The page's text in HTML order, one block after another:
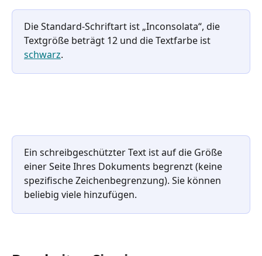
Die Standard-Schriftart ist „Inconsolata“, die
Textgröße beträgt 12 und die Textfarbe ist
schwarz.
Ein schreibgeschützter Text ist auf die Größe
einer Seite Ihres Dokuments begrenzt (keine
spezifische Zeichenbegrenzung). Sie können
beliebig viele hinzufügen.